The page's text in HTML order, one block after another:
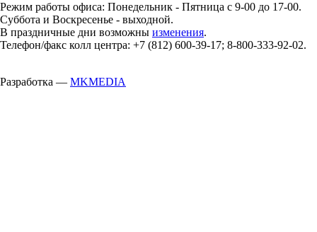
Режим работы офиса: Понедельник - Пятница с 9-00 до 17-00.
Суббота и Воскресенье - выходной.
В праздничные дни возможны изменения.
Телефон/факс колл центра: +7 (812) 600-39-17; 8-800-333-92-02.
Разработка — MKMEDIA